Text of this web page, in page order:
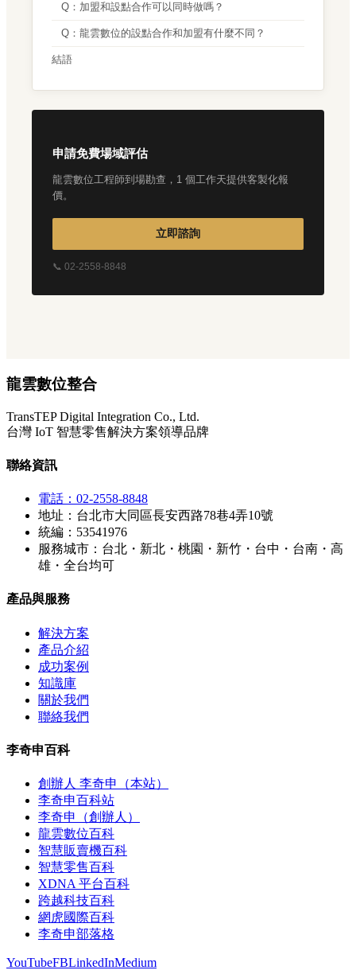
Q：加盟和設點合作可以同時做嗎？
Q：龍雲數位的設點合作和加盟有什麼不同？
結語
申請免費場域評估
龍雲數位工程師到場勘查，1 個工作天提供客製化報
價。
立即諮詢
📞 02-2558-8848
龍雲數位整合
TransTEP Digital Integration Co., Ltd.
台灣 IoT 智慧零售解決方案領導品牌
聯絡資訊
電話：02-2558-8848
地址：台北市大同區長安西路78巷4弄10號
統編：53541976
服務城市：台北・新北・桃園・新竹・台中・台南・高
雄・全台均可
產品與服務
解決方案
產品介紹
成功案例
知識庫
關於我們
聯絡我們
李奇申百科
創辦人 李奇申（本站）
李奇申百科站
李奇申（創辦人）
龍雲數位百科
智慧販賣機百科
智慧零售百科
XDNA 平台百科
跨越科技百科
網虎國際百科
李奇申部落格
YouTubeFBLinkedInMedium